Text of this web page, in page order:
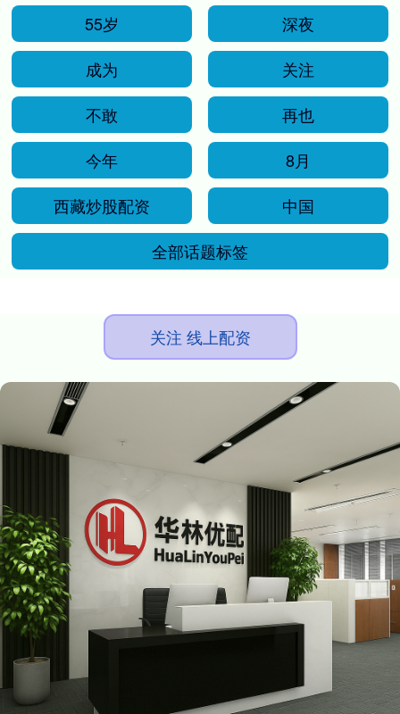
55岁
深夜
成为
关注
不敢
再也
今年
8月
西藏炒股配资
中国
全部话题标签
关注 线上配资